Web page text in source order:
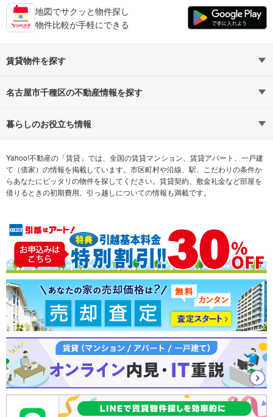
地図でサクッと物件探し
物件比較が手軽にできる
賃貸物件を探す
路線・駅から探す
通勤時間から探す
不動産会社から探す 希望の条件から探す
テーマから探す ランキングから探す
名古屋市千種区の不動産情報を探す
不動産・住宅
新築マンション 中古マンション
新築一戸建て 中古一戸建て
売却査定
暮らしのお役立ち情報
マンションカタログ 教えて！住まいの先生
Yahoo!不動産の「賃貸」では、全国の賃貸マンション、賃貸アパート、一戸建
て（借家）の情報を掲載しています。市区町村や沿線、駅、こだわりの条件か
らあなたにピッタリの物件を探してください。賃貸契約、敷金礼金など部屋を
借りるときの初期費用、引っ越しについての情報も満載です。